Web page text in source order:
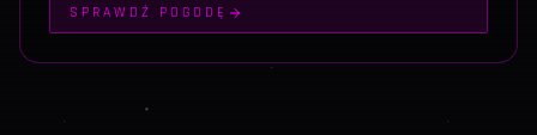
SPRAWDŹ POGODĘ